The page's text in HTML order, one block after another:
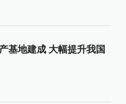
基地建成 大幅提升我国